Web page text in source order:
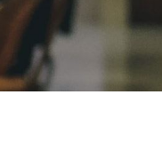
الأنظمة الذكية
الإعلام